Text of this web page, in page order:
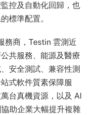
控及自動化回歸，也
標準配置。
務商，Testin 雲測近
共服務、能源及醫療
安全測試、兼容性測
式軟件質素保障服
台真機資源，以及 AI
助企業大幅提升複雜